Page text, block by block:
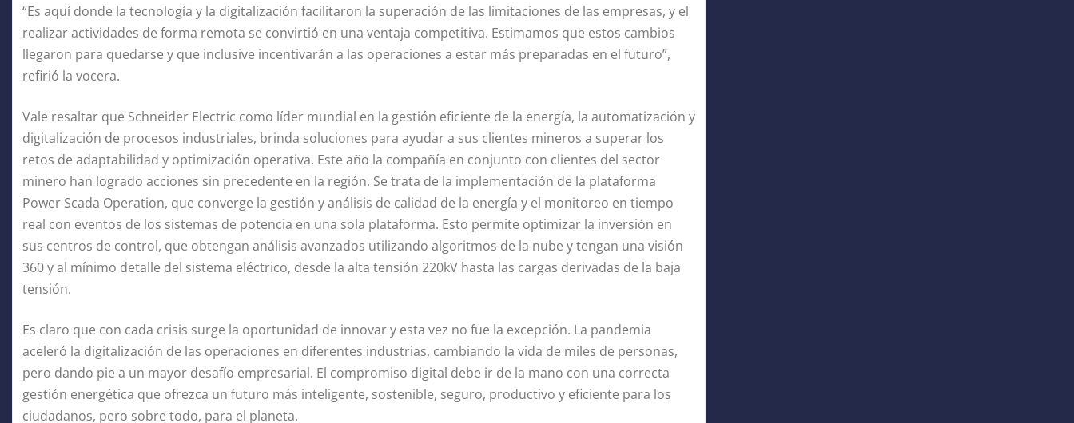
“Es aquí donde la tecnología y la digitalización facilitaron la superación de las limitaciones de las empresas, y el
realizar actividades de forma remota se convirtió en una ventaja competitiva. Estimamos que estos cambios
llegaron para quedarse y que inclusive incentivarán a las operaciones a estar más preparadas en el futuro”,
refirió la vocera.
Vale resaltar que Schneider Electric como líder mundial en la gestión eficiente de la energía, la automatización y
digitalización de procesos industriales, brinda soluciones para ayudar a sus clientes mineros a superar los
retos de adaptabilidad y optimización operativa. Este año la compañía en conjunto con clientes del sector
minero han logrado acciones sin precedente en la región. Se trata de la implementación de la plataforma
Power Scada Operation, que converge la gestión y análisis de calidad de la energía y el monitoreo en tiempo
real con eventos de los sistemas de potencia en una sola plataforma. Esto permite optimizar la inversión en
sus centros de control, que obtengan análisis avanzados utilizando algoritmos de la nube y tengan una visión
360 y al mínimo detalle del sistema eléctrico, desde la alta tensión 220kV hasta las cargas derivadas de la baja
tensión.
Es claro que con cada crisis surge la oportunidad de innovar y esta vez no fue la excepción. La pandemia
aceleró la digitalización de las operaciones en diferentes industrias, cambiando la vida de miles de personas,
pero dando pie a un mayor desafío empresarial. El compromiso digital debe ir de la mano con una correcta
gestión energética que ofrezca un futuro más inteligente, sostenible, seguro, productivo y eficiente para los
ciudadanos, pero sobre todo, para el planeta.